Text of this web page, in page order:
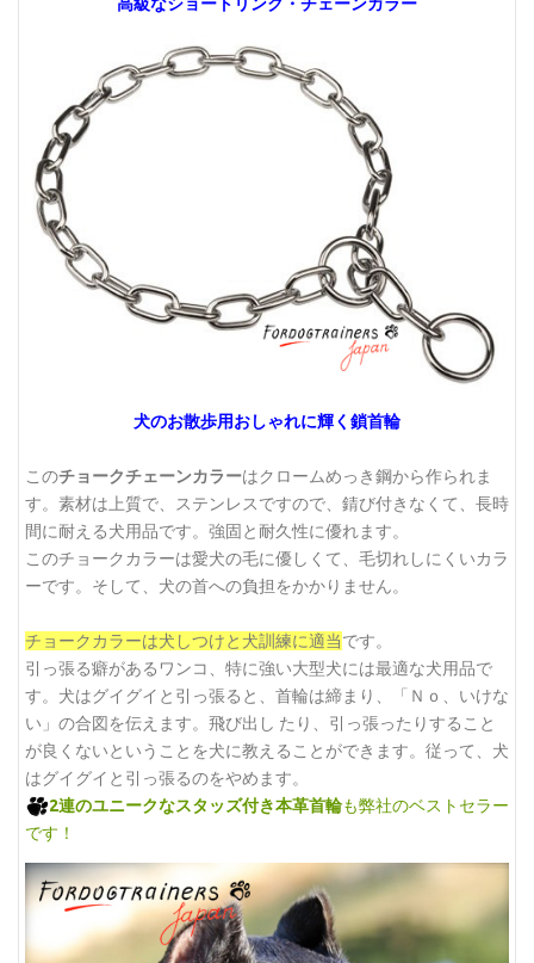
犬のお散歩用おしゃれに輝く鎖首輪
このチョークチェーンカラーはクロームめっき鋼から作られま
す。素材は上質で、ステンレスですので、錆び付きなくて、長時
間に耐える犬用品です。強固と耐久性に優れます。
このチョークカラーは愛犬の毛に優しくて、毛切れしにくいカラ
ーです。そして、犬の首への負担をかかりません。
チョークカラーは犬しつけと犬訓練に適当です。
引っ張る癖があるワンコ、特に強い大型犬には最適な犬用品で
す。犬はグイグイと引っ張ると、首輪は締まり、「Ｎｏ、いけな
い」の合図を伝えます。飛び出し たり、引っ張ったりすること
が良くないということを犬に教えることができます。従って、犬
はグイグイと引っ張るのをやめます。
2連のユニークなスタッズ付き本革首輪も弊社のベストセラー
です！